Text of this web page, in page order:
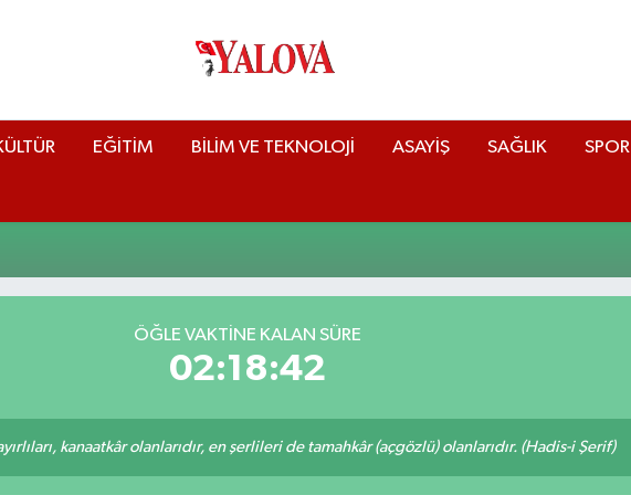
EĞİTİM BİLİM VE TEKNOLOJİ ASAYİŞ SAĞLIK SPOR
ÖĞLE VAKTİNE KALAN SÜRE
02:18:42
kanaatkâr olanlarıdır, en şerlileri de tamahkâr (açgözlü) olanlarıdır. (Hadis-i Şerif)